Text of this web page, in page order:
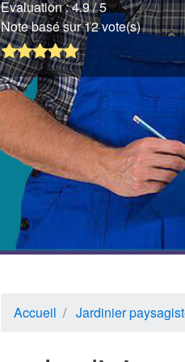
Evaluation :4.9/ 5
Note basé sur 12 vote(s)
Accueil Jardinier